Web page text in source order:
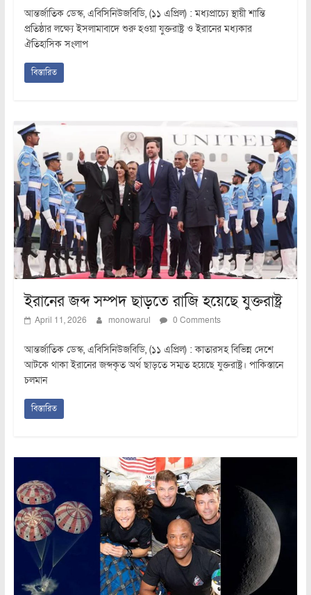
আন্তর্জাতিক ডেস্ক, এবিসিনিউজবিডি, (১১ এপ্রিল) : মধ্যপ্রাচ্যে স্থায়ী শান্তি
প্রতিষ্ঠার লক্ষ্যে ইসলামাবাদে শুরু হওয়া যুক্তরাষ্ট্র ও ইরানের মধ্যকার
ঐতিহাসিক সংলাপ
বিস্তারিত
ইরানের জব্দ সম্পদ ছাড়তে রাজি হয়েছে যুক্তরাষ্ট্র
April 11, 2026 monowarul 0 Comments
আন্তর্জাতিক ডেস্ক, এবিসিনিউজবিডি, (১১ এপ্রিল) : কাতারসহ বিভিন্ন দেশে
আটকে থাকা ইরানের জব্দকৃত অর্থ ছাড়তে সম্মত হয়েছে যুক্তরাষ্ট্র। পাকিস্তানে
চলমান
বিস্তারিত